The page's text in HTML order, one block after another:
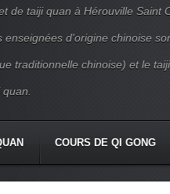
de taiji quan à Hérouville Saint
enseignées d'origine chinoise
traditionnelle chinoise) et le
COURS DE QI GONG